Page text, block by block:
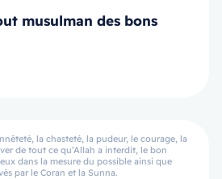
musulman des bons
la chasteté, la pudeur, le courage, la
de tout ce qu’Allah a interdit, le bon
dans la mesure du possible ainsi que
par le Coran et la Sunna.